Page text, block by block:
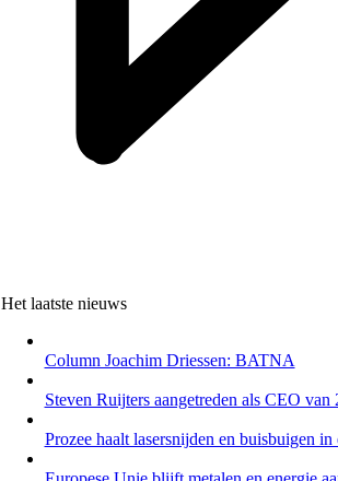
Het laatste nieuws
Column Joachim Driessen: BATNA
Steven Ruijters aangetreden als CEO van
Prozee haalt lasersnijden en buisbuigen in